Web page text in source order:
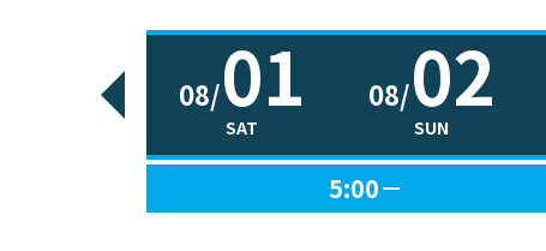
08/01
SAT
08/02
SUN
5:00－